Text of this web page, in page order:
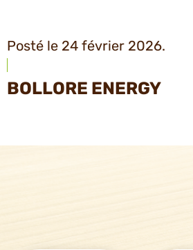
Posté le 24 février 2026.
BOLLORE ENERGY